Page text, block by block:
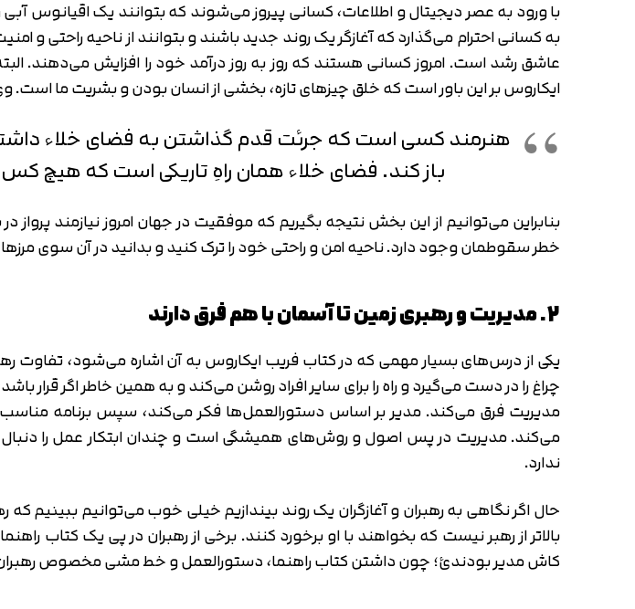
با ورود به عصر دیجیتال و اطلاعات، کسانی پیروز می‌شوند که بتوانند یک اقیانوس
به کسانی احترام می‌گذارد که آغازگر یک روند جدید باشند و بتوانند از ناحیه
عاشق رشد است. امروز کسانی هستند که روز به روز درآمد خود را افزایش می‌دهند.
ایکاروس بر این باور است که خلق چیزهای تازه، بخشی از انسان بودن و بشریت ما است.
هنرمند کسی است که جرئت قدم‌ گذاشتن به فضای خلاء داشته
باز کند. فضای خلاء همان راهِ تاریکی است که هیچ‌
بنابراین می‌توانیم از این بخش نتیجه بگیریم که موفقیت در جهان امروز نیازمند
خطر سقوطمان وجود دارد. ناحیه امن و راحتی خود را ترک کنید و بدانید در آن سوی
2. مدیریت و رهبری زمین تا آسمان با هم فرق دارند
یکی از درس‌های بسیار مهمی که در کتاب فریب ایکاروس به آن اشاره می‌شود، تفاوت
چراغ را در دست می‌گیرد و راه را برای سایر افراد روشن می‌کند و به همین خاطر اگر
مدیریت فرق می‌کند. مدیر بر اساس دستورالعمل‌ها فکر می‌کند، سپس برنامه مناسب
می‌کند. مدیریت در پس اصول و روش‌های همیشگی است و چندان ابتکار عمل را
ندارد.
حال اگر نگاهی به رهبران و آغازگران یک روند بیندازیم خیلی خوب می‌توانیم
بالاتر از رهبر نیست که بخواهند با او برخورد کنند. برخی از رهبران در پی یک کتاب
کاش مدیر بودندئ؛ چون داشتن کتاب راهنما، دستورالعمل و خط مشی مخصوص
دریافت مجدد کد: